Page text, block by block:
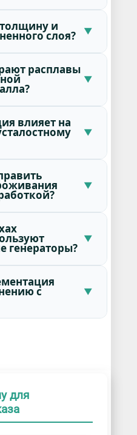
и
слоя?
расплавы
влияет на
генераторы?
с
для